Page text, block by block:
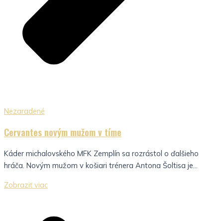
Nezaradené
Cervantes novým mužom v tíme
Káder michalovského MFK Zemplín sa rozrástol o ďalšieho
hráča. Novým mužom v košiari trénera Antona Šoltisa je...
Zobraziť viac